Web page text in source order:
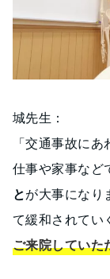
城先生：
「交通事故に
仕事や家事など
とが大事になり
て緩和されてい
ご来院していた